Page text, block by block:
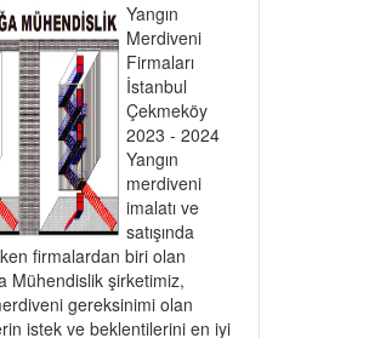
Yangın
Merdiveni
Firmaları
İstanbul
Çekmeköy
2023 - 2024
Yangın
merdiveni
imalatı ve
satışında
firmalardan biri olan
Mühendislik şirketimiz,
gereksinimi olan
istek ve beklentilerini en iyi